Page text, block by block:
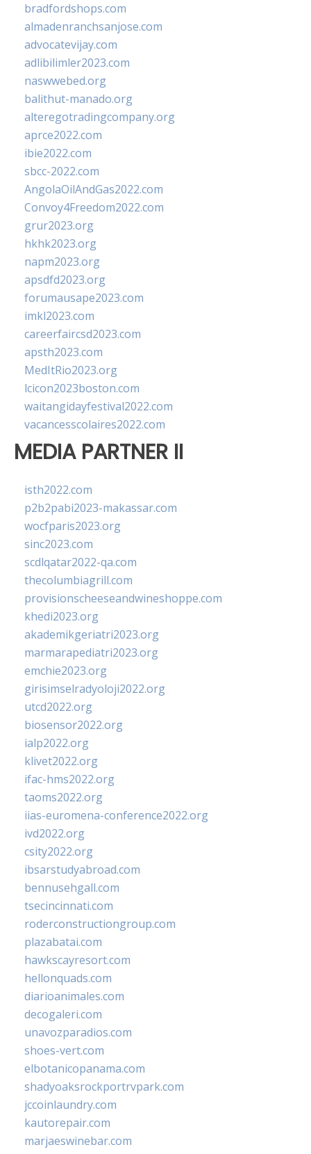
bradfordshops.com
almadenranchsanjose.com
advocatevijay.com
adlibilimler2023.com
naswwebed.org
balithut-manado.org
alteregotradingcompany.org
aprce2022.com
ibie2022.com
sbcc-2022.com
AngolaOilAndGas2022.com
Convoy4Freedom2022.com
grur2023.org
hkhk2023.org
napm2023.org
apsdfd2023.org
forumausape2023.com
imkl2023.com
careerfaircsd2023.com
apsth2023.com
MedItRio2023.org
lcicon2023boston.com
waitangidayfestival2022.com
vacancesscolaires2022.com
MEDIA PARTNER II
isth2022.com
p2b2pabi2023-makassar.com
wocfparis2023.org
sinc2023.com
scdlqatar2022-qa.com
thecolumbiagrill.com
provisionscheeseandwineshoppe.com
khedi2023.org
akademikgeriatri2023.org
marmarapediatri2023.org
emchie2023.org
girisimselradyoloji2022.org
utcd2022.org
biosensor2022.org
ialp2022.org
klivet2022.org
ifac-hms2022.org
taoms2022.org
iias-euromena-conference2022.org
ivd2022.org
csity2022.org
ibsarstudyabroad.com
bennusehgall.com
tsecincinnati.com
roderconstructiongroup.com
plazabatai.com
hawkscayresort.com
hellonquads.com
diarioanimales.com
decogaleri.com
unavozparadios.com
shoes-vert.com
elbotanicopanama.com
shadyoaksrockportrvpark.com
jccoinlaundry.com
kautorepair.com
marjaeswinebar.com